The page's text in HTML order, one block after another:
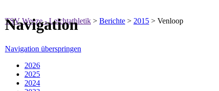
TSV Weeze - Leichtathletik > Berichte > 2015 > Venloop
Navigation
Navigation überspringen
2026
2025
2024